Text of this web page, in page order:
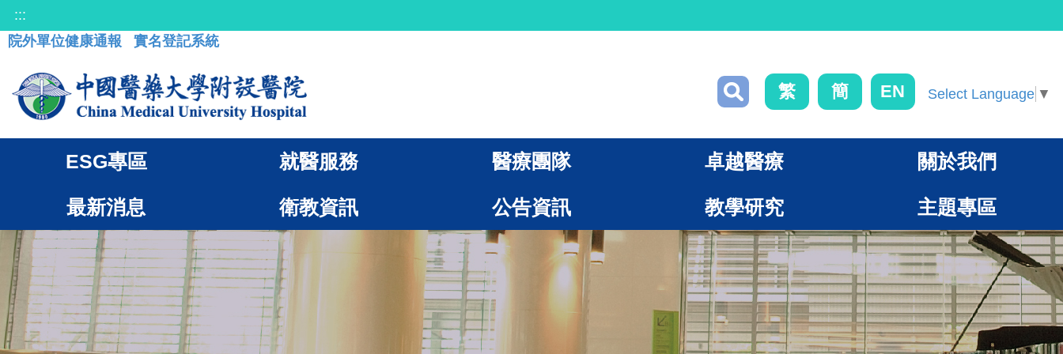
:::
院外單位健康通報
實名登記系統
繁 簡 EN Select Language ▼
ESG專區 就醫服務 醫療團隊 卓越醫療 關於我們
最新消息 衛教資訊 公告資訊 教學研究 主題專區